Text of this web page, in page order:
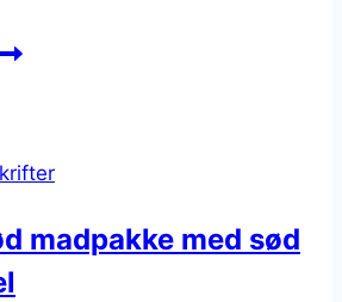
madpakke med sød